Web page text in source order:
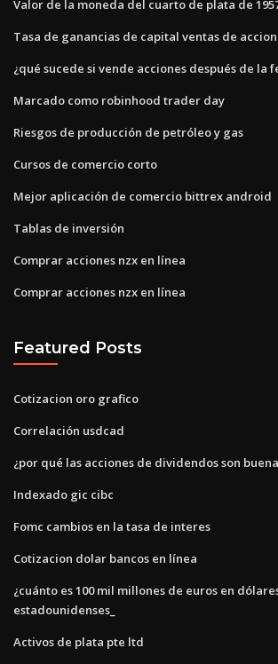
Valor de la moneda del cuarto de plata de
Tasa de ganancias de capital ventas de
¿qué sucede si vende acciones después de la
Marcado como robinhood trader day
Riesgos de producción de petróleo y gas
Cursos de comercio corto
Mejor aplicación de comercio bittrex android
Tablas de inversión
Comprar acciones nzx en línea
Comprar acciones nzx en línea
Featured Posts
Cotizacion oro grafico
Correlación usdcad
¿por qué las acciones de dividendos son
Indexado gic cibc
Fomc cambios en la tasa de interes
Cotizacion dolar bancos en línea
¿cuánto es 100 mil millones de euros en
estadounidenses_
Activos de plata pte ltd